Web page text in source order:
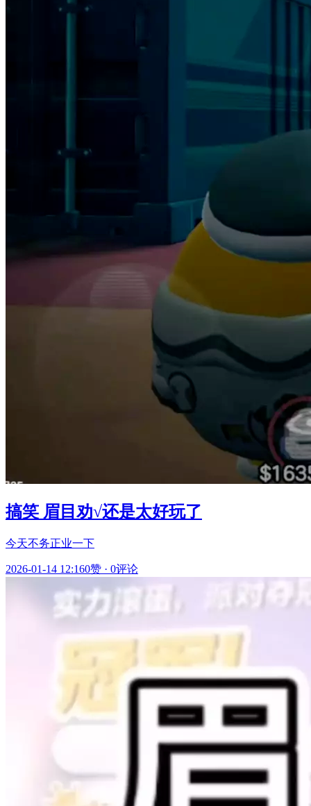
搞笑 眉目劝√还是太好玩了
今天不务正业一下
2026-01-14 12:160赞 · 0评论